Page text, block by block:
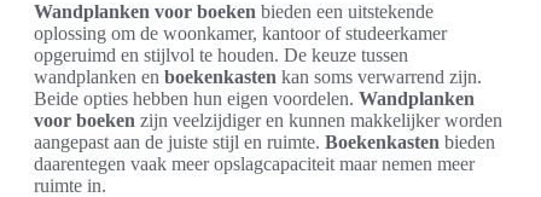
Wandplanken voor boeken bieden een uitstekende
oplossing om de woonkamer, kantoor of studeerkamer
opgeruimd en stijlvol te houden. De keuze tussen
wandplanken en boekenkasten kan soms verwarrend zijn.
Beide opties hebben hun eigen voordelen. Wandplanken
voor boeken zijn veelzijdiger en kunnen makkelijker worden
aangepast aan de juiste stijl en ruimte. Boekenkasten bieden
daarentegen vaak meer opslagcapaciteit maar nemen meer
ruimte in.